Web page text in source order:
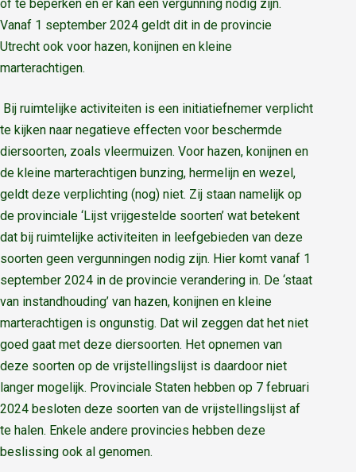
of te beperken en er kan een vergunning nodig zijn.
Vanaf 1 september 2024 geldt dit in de provincie
Utrecht ook voor hazen, konijnen en kleine
marterachtigen.
Bij ruimtelijke activiteiten is een initiatiefnemer verplicht
te kijken naar negatieve effecten voor beschermde
diersoorten, zoals vleermuizen. Voor hazen, konijnen en
de kleine marterachtigen bunzing, hermelijn en wezel,
geldt deze verplichting (nog) niet. Zij staan namelijk op
de provinciale ‘Lijst vrijgestelde soorten’ wat betekent
dat bij ruimtelijke activiteiten in leefgebieden van deze
soorten geen vergunningen nodig zijn. Hier komt vanaf 1
september 2024 in de provincie verandering in. De ‘staat
van instandhouding’ van hazen, konijnen en kleine
marterachtigen is ongunstig. Dat wil zeggen dat het niet
goed gaat met deze diersoorten. Het opnemen van
deze soorten op de vrijstellingslijst is daardoor niet
langer mogelijk. Provinciale Staten hebben op 7 februari
2024 besloten deze soorten van de vrijstellingslijst af
te halen. Enkele andere provincies hebben deze
beslissing ook al genomen.